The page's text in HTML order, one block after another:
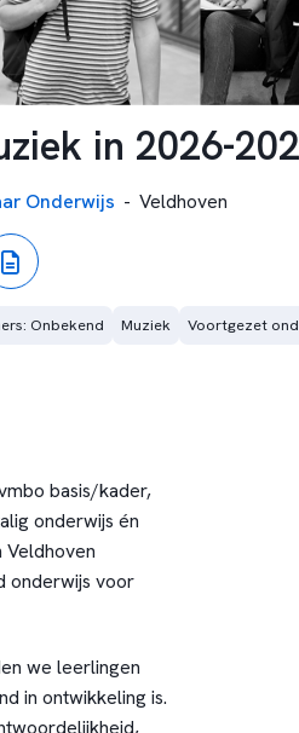
in 2026-
Onderwijs - Veldhoven
Onbekend Muziek
Voortgezet
basis/kader,
onderwijs én
Veldhoven
onderwijs voor
we leerlingen
in ontwikkeling is.